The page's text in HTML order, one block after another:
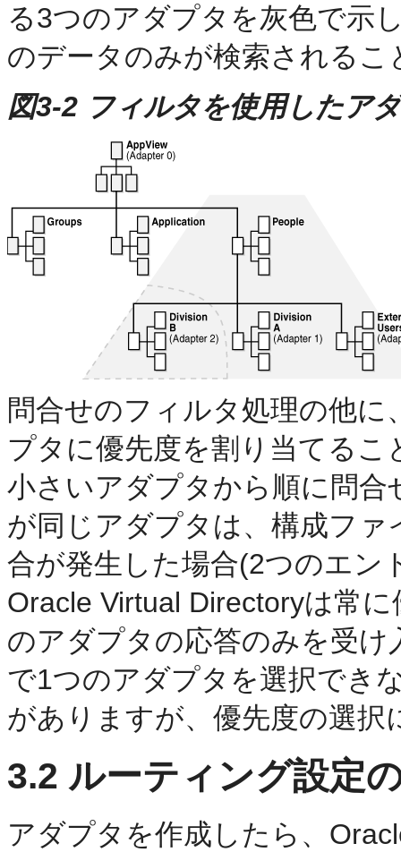
る3つのアダプタを灰色で示
のデータのみが検索される
図3-2 フィルタを使用したア
問合せのフィルタ処理の他
プタに優先度を割り当てる
小さいアダプタから順に問
が同じアダプタは、構成フ
合が発生した場合(2つのエン
Oracle Virtual Directoryは常
のアダプタの応答のみを受
で1つのアダプタを選択でき
がありますが、優先度の選択
3.2 ルーティング設定
アダプタを作成したら、